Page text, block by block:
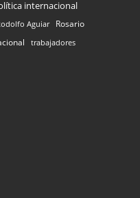
internacional
Aguiar Rosario
trabajadores